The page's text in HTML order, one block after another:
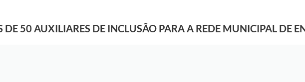
50 AUXILIARES DE INCLUSÃO PARA A REDE MUNICIPAL DE